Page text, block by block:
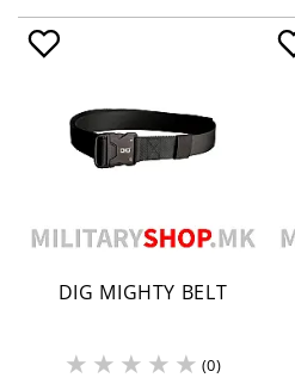
DIG MIGHTY BELT
(0)